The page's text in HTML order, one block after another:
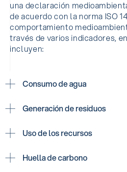
una declaración
de acuerdo con la norma ISO
comportamiento
través de varios indicadores,
incluyen:
Consumo de agua
Generación de residuos
Uso de los recursos
Huella de carbono